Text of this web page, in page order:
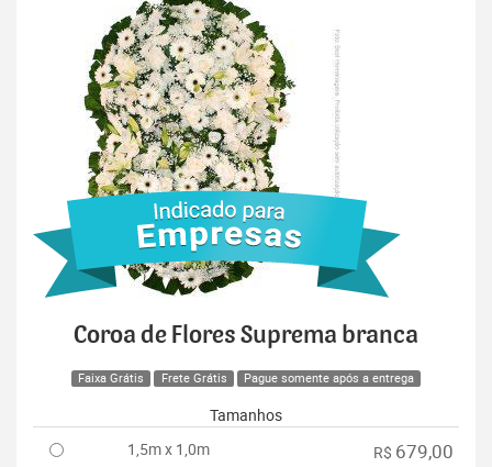
Coroa de Flores Suprema branca
Faixa Grátis Frete Grátis Pague somente após a entrega
Tamanhos
1,5m x 1,0m
R$ 679,00